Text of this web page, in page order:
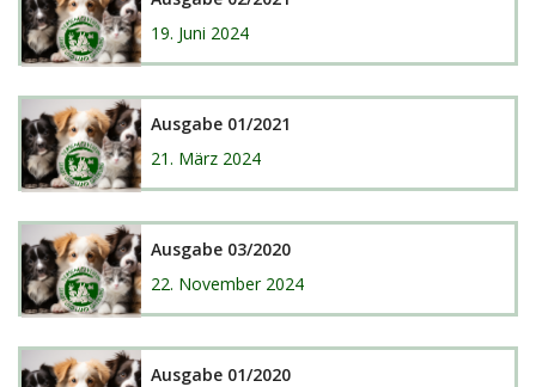
19. Juni 2024
Ausgabe 01/2021
21. März 2024
Ausgabe 03/2020
22. November 2024
Ausgabe 01/2020